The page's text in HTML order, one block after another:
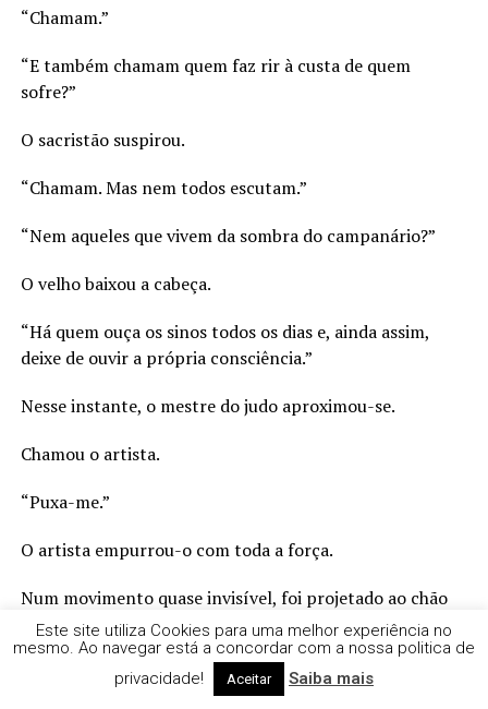
“Chamam.”
“E também chamam quem faz rir à custa de quem
sofre?”
O sacristão suspirou.
“Chamam. Mas nem todos escutam.”
“Nem aqueles que vivem da sombra do campanário?”
O velho baixou a cabeça.
“Há quem ouça os sinos todos os dias e, ainda assim,
deixe de ouvir a própria consciência.”
Nesse instante, o mestre do judo aproximou-se.
Chamou o artista.
“Puxa-me.”
O artista empurrou-o com toda a força.
Num movimento quase invisível, foi projetado ao chão
pela energia que ele próprio tinha usado.
O mestre estendeu-lhe a mão.
Este site utiliza Cookies para uma melhor experiência no
mesmo. Ao navegar está a concordar com a nossa politica de
privacidade!
Aceitar Saiba mais